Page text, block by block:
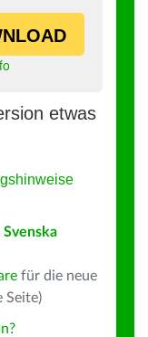
etwas
Svenska
für die neue
Seite)